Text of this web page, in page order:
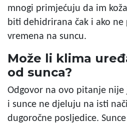
mnogi primjećuju da im
biti dehidrirana čak i ako
vremena na suncu.
Može li klima
od sunca?
Odgovor na ovo pitanje
i sunce ne djeluju na isti
dugoročne posljedice.